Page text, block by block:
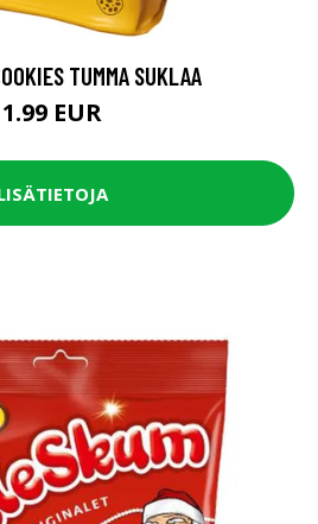
TUMMA SUKLAA
1.99 EUR